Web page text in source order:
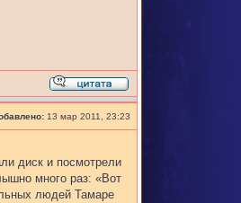
13 мар 2011, 23:23
диск и посмотрели
много раз: «Вот
людей Тамаре